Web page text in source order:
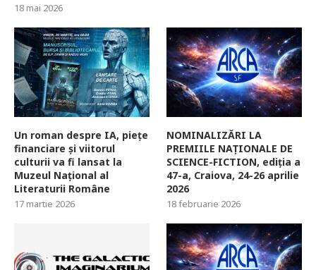
18 mai 2026
Un roman despre IA, piețe
financiare și viitorul
culturii va fi lansat la
Muzeul Național al
Literaturii Române
17 martie 2026
NOMINALIZĂRI LA
PREMIILE NAȚIONALE DE
SCIENCE-FICTION, ediția a
47-a, Craiova, 24-26 aprilie
2026
18 februarie 2026